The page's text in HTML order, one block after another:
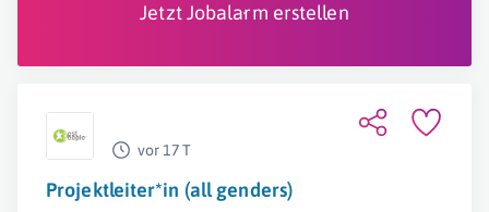
Jetzt Jobalarm erstellen
vor 17 T
Projektleiter*in (all genders)